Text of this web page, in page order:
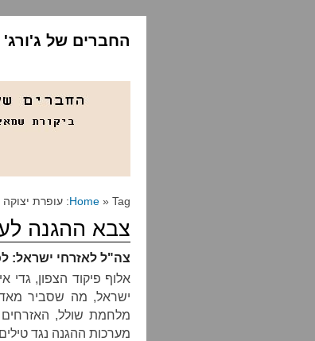
החברים של ג'ורג'
Home » Tag: עופרת יצוקה
צבא ההגנה
צה"ל לאזרחי ישראל:
אלוף פיקוד הצפון,
ישראל, מה שסביר מאד
מלחמת שולל,
מערכות ההגנה נגד